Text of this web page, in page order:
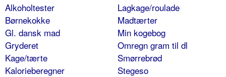
Alkoholtester
Børnekokke
Gl. dansk mad
Gryderet
Kage/tærte
Kalorieberegner
Lagkage/roulade
Madtærter
Min kogebog
Omregn gram til dl
Smørrebrød
Stegeso